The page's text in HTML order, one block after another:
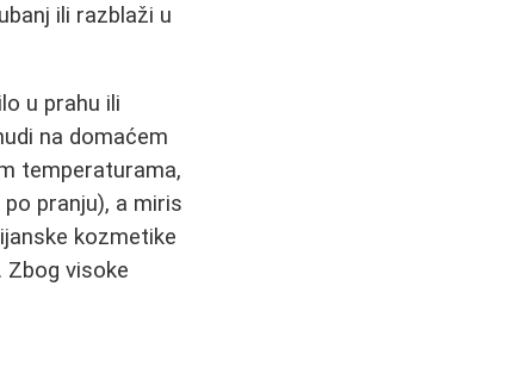
ili razblaži u
u prahu ili
na domaćem
temperaturama,
pranju), a miris
kozmetike
Zbog visoke